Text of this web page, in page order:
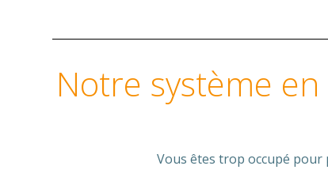
Notre système
Vous êtes trop occupé